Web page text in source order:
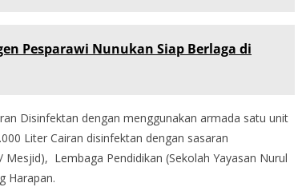
Pesparawi Nunukan Siap Berlaga di
Disinfektan dengan menggunakan armada satu unit
Liter Cairan disinfektan dengan sasaran
Lembaga Pendidikan (Sekolah Yayasan Nurul
Harapan.